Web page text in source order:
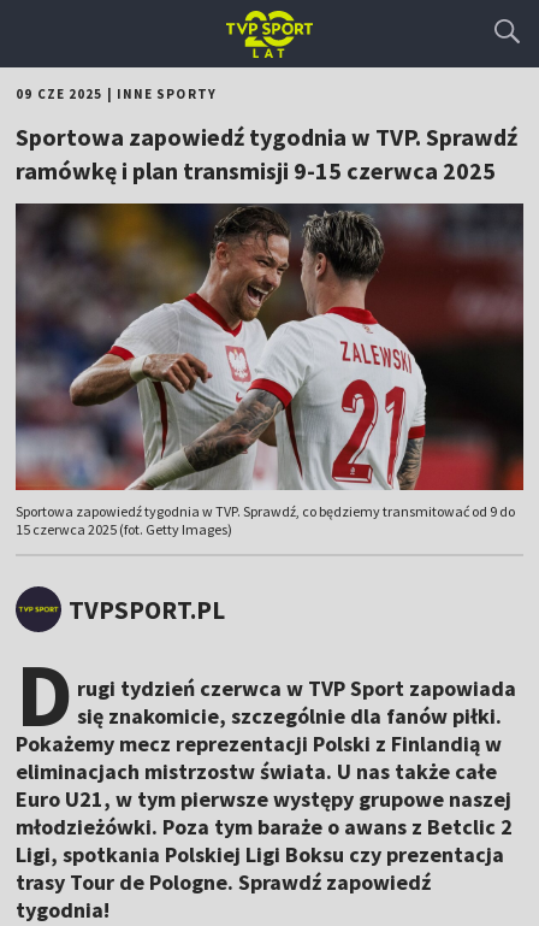
09 CZE 2025 INNE SPORTY
Sportowa zapowiedź tygodnia w TVP. Sprawdź
ramówkę i plan transmisji 9-15 czerwca 2025
Sportowa zapowiedź tygodnia w TVP. Sprawdź, co będziemy transmitować od 9 do
15 czerwca 2025 (fot. Getty Images)
TVPSPORT.PL
D rugi tydzień czerwca w TVP Sport zapowiada
się znakomicie, szczególnie dla fanów piłki.
Pokażemy mecz reprezentacji Polski z Finlandią w
eliminacjach mistrzostw świata. U nas także całe
Euro U21, w tym pierwsze występy grupowe naszej
młodzieżówki. Poza tym baraże o awans z Betclic 2
Ligi, spotkania Polskiej Ligi Boksu czy prezentacja
trasy Tour de Pologne. Sprawdź zapowiedź
tygodnia!